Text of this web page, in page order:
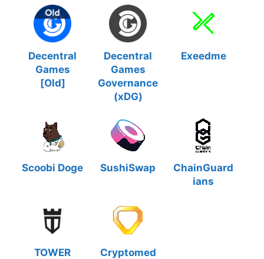
Decentral
Games
[Old]
Decentral
Games
Governance
(xDG)
Exeedme
Scoobi Doge SushiSwap
ChainGuard
ians
TOWER
Cryptomed